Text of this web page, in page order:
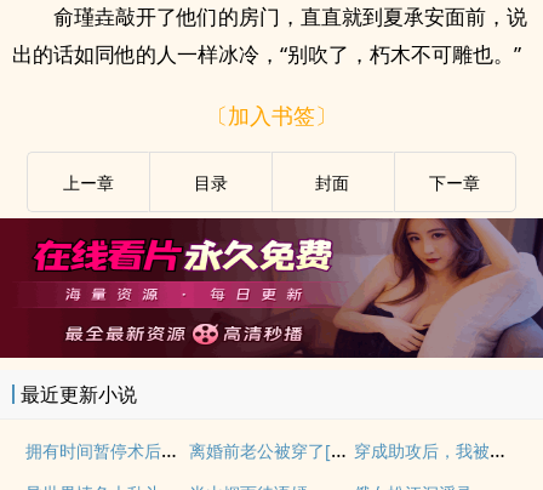
俞瑾垚敲开了他们的房门，直直就到夏承安面前，说
出的话如同他的人一样冰冷，“别吹了，朽木不可雕也。”
〔加入书签〕
上ー章 目录 封面 下ー章
最近更新小说
拥有时间暂停术后干翻所有人 离婚前老公被穿了[ABO] 穿成助攻后，我被舍友轮流内社